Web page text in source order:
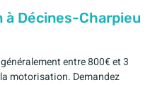
à Décines-Charpieu
entre 800€ et 3
motorisation. Demandez